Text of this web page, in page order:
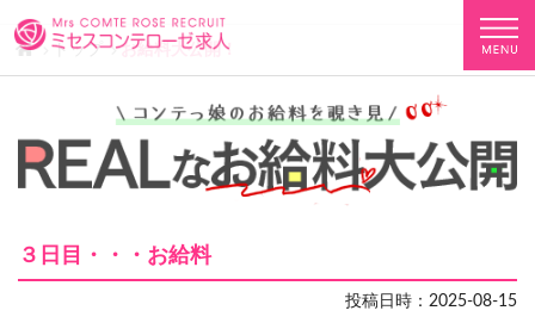
トップ お給料大公開！
３日目・・・お給料
投稿日時：2025-08-15